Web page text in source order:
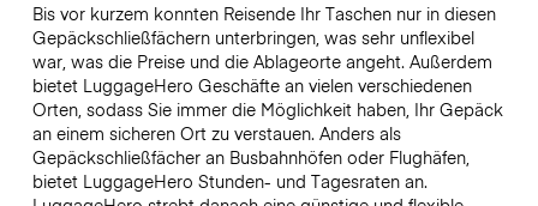
Bis vor kurzem konnten Reisende Ihr Taschen nur in diesen
Gepäckschließfächern unterbringen, was sehr unflexibel
war, was die Preise und die Ablageorte angeht. Außerdem
bietet LuggageHero Geschäfte an vielen verschiedenen
Orten, sodass Sie immer die Möglichkeit haben, Ihr Gepäck
an einem sicheren Ort zu verstauen. Anders als
Gepäckschließfächer an Busbahnhöfen oder Flughäfen,
bietet LuggageHero Stunden- und Tagesraten an.